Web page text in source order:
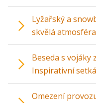
Lyžařský a
skvělá atmosféra
Beseda s vojáky
Inspirativní
Omezení